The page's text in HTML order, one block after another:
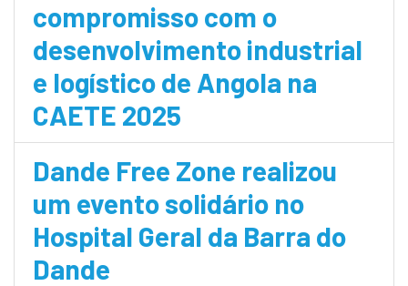
compromisso com o
desenvolvimento industrial
e logístico de Angola na
CAETE 2025
Dande Free Zone realizou
um evento solidário no
Hospital Geral da Barra do
Dande